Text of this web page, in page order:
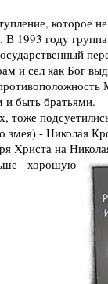
которое
В 1993 году
и сел как Бог
быть братьями.
тоже
змея) - Николая
Христа на
- хорошую